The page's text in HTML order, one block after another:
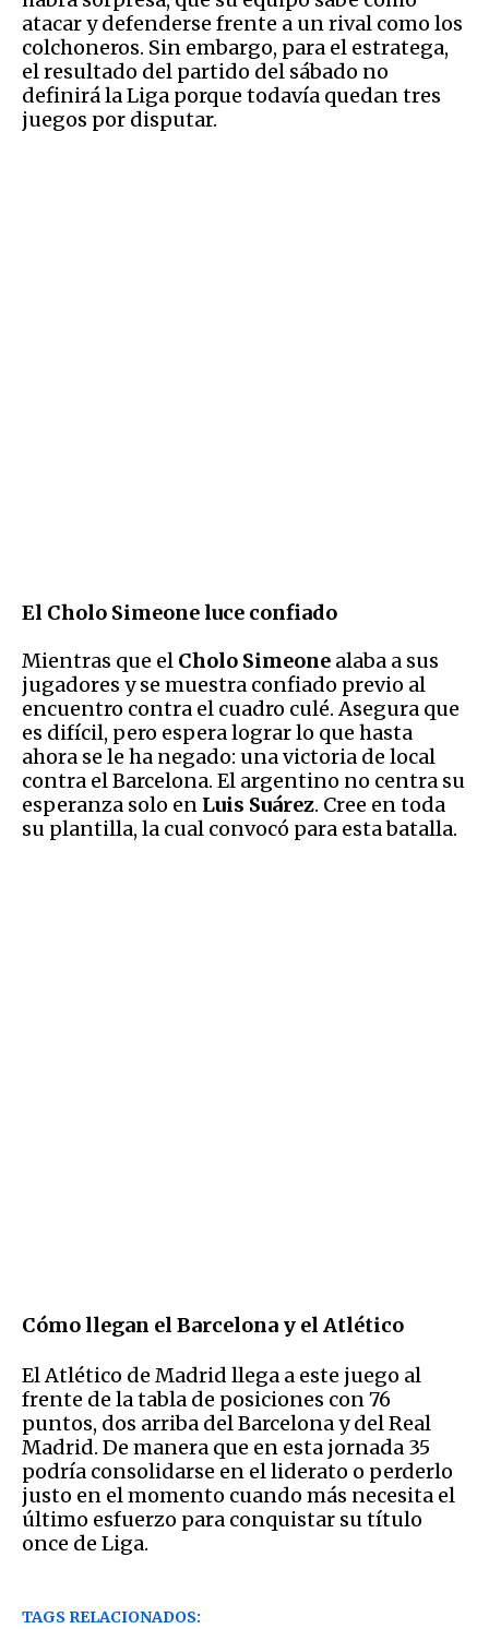
atacar y defenderse frente a un rival como los
colchoneros. Sin embargo, para el estratega,
el resultado del partido del sábado no
definirá la Liga porque todavía quedan tres
juegos por disputar.
El Cholo Simeone luce confiado
Mientras que el Cholo Simeone alaba a sus
jugadores y se muestra confiado previo al
encuentro contra el cuadro culé. Asegura que
es difícil, pero espera lograr lo que hasta
ahora se le ha negado: una victoria de local
contra el Barcelona. El argentino no centra su
esperanza solo en Luis Suárez. Cree en toda
su plantilla, la cual convocó para esta batalla.
Cómo llegan el Barcelona y el Atlético
El Atlético de Madrid llega a este juego al
frente de la tabla de posiciones con 76
puntos, dos arriba del Barcelona y del Real
Madrid. De manera que en esta jornada 35
podría consolidarse en el liderato o perderlo
justo en el momento cuando más necesita el
último esfuerzo para conquistar su título
once de Liga.
TAGS RELACIONADOS: